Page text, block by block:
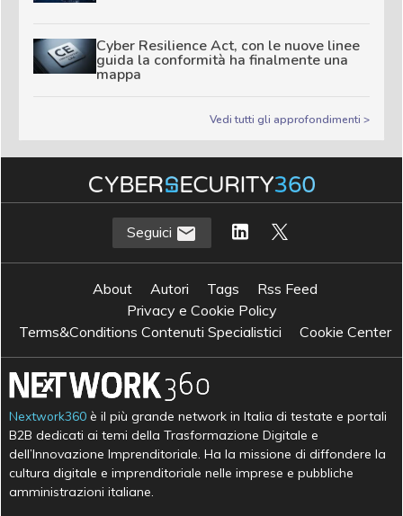
Cyber Resilience Act, con le nuove linee
guida la conformità ha finalmente una
mappa
Vedi tutti gli approfondimenti >
Seguici
About Autori Tags
Rss Feed
Privacy e Cookie Policy
Terms&Conditions Contenuti Specialistici
Cookie Center
Nextwork360 è il più grande network in Italia di testate e portali
B2B dedicati ai temi della Trasformazione Digitale e
dell’Innovazione Imprenditoriale. Ha la missione di diffondere la
cultura digitale e imprenditoriale nelle imprese e pubbliche
amministrazioni italiane.